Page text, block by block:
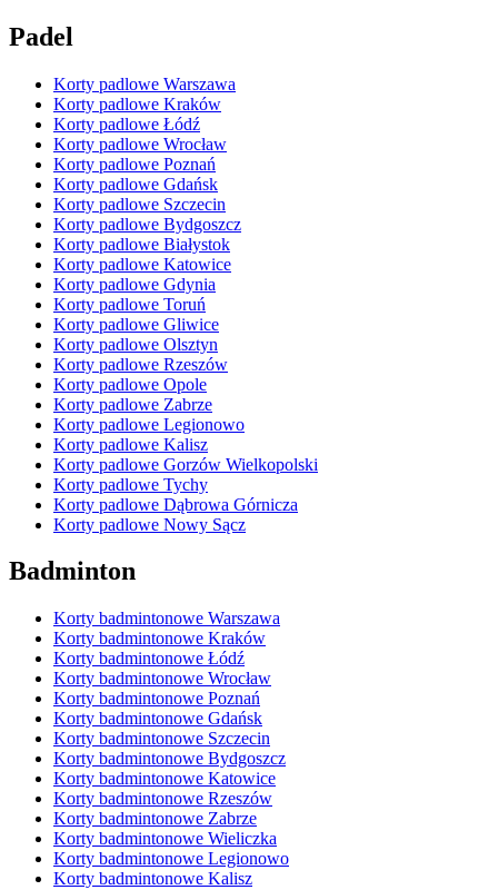
Padel
Korty padlowe Warszawa
Korty padlowe Kraków
Korty padlowe Łódź
Korty padlowe Wrocław
Korty padlowe Poznań
Korty padlowe Gdańsk
Korty padlowe Szczecin
Korty padlowe Bydgoszcz
Korty padlowe Białystok
Korty padlowe Katowice
Korty padlowe Gdynia
Korty padlowe Toruń
Korty padlowe Gliwice
Korty padlowe Olsztyn
Korty padlowe Rzeszów
Korty padlowe Opole
Korty padlowe Zabrze
Korty padlowe Legionowo
Korty padlowe Kalisz
Korty padlowe Gorzów Wielkopolski
Korty padlowe Tychy
Korty padlowe Dąbrowa Górnicza
Korty padlowe Nowy Sącz
Badminton
Korty badmintonowe Warszawa
Korty badmintonowe Kraków
Korty badmintonowe Łódź
Korty badmintonowe Wrocław
Korty badmintonowe Poznań
Korty badmintonowe Gdańsk
Korty badmintonowe Szczecin
Korty badmintonowe Bydgoszcz
Korty badmintonowe Katowice
Korty badmintonowe Rzeszów
Korty badmintonowe Zabrze
Korty badmintonowe Wieliczka
Korty badmintonowe Legionowo
Korty badmintonowe Kalisz